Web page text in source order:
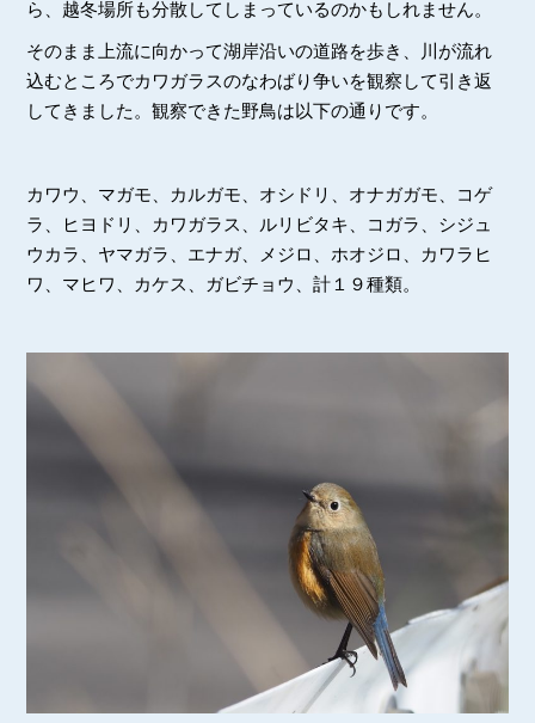
ら、越冬場所も分散してしまっているのかもしれません。
そのまま上流に向かって湖岸沿いの道路を歩き、川が流れ
込むところでカワガラスのなわばり争いを観察して引き返
してきました。観察できた野鳥は以下の通りです。
カワウ、マガモ、カルガモ、オシドリ、オナガガモ、コゲ
ラ、
ヒヨドリ、カワガラス、ルリビタキ、コガラ、シジュ
ウカラ、 ヤマガラ、エナガ、メジロ、ホオジロ、カワラヒ
ワ、マヒワ、 カケス、ガビチョウ、計１９種類。